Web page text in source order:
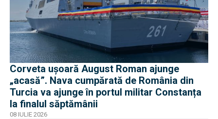
Corveta ușoară August Roman ajunge
„acasă”. Nava cumpărată de România din
Turcia va ajunge în portul militar Constanța
la finalul săptămânii
08 IULIE 2026